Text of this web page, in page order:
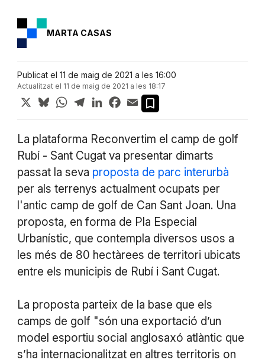
MARTA CASAS
Publicat el 11 de maig de 2021 a les 16:00
Actualitzat el 11 de maig de 2021 a les 18:17
X BlueskyWhatsApp
TelegramLinkedInFacebook
Email
La plataforma Reconvertim el camp de golf
Rubí - Sant Cugat va presentar dimarts
passat la seva proposta de parc interurbà
per als terrenys actualment ocupats per
l'antic camp de golf de Can Sant Joan. Una
proposta, en forma de Pla Especial
Urbanístic, que contempla diversos usos a
les més de 80 hectàrees de territori ubicats
entre els municipis de Rubí i Sant Cugat.
La proposta parteix de la base que els
camps de golf "són una exportació d’un
model esportiu social anglosaxó atlàntic que
s’ha internacionalitzat en altres territoris on